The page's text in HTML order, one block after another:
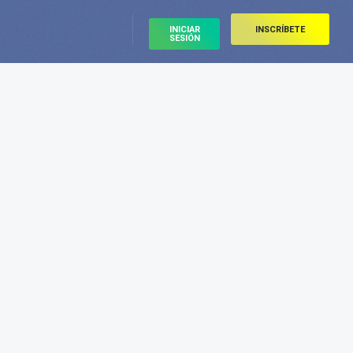
INICIAR
SESIÓN
INSCRÍBETE